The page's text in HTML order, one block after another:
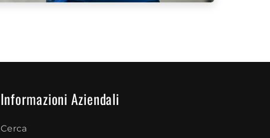
Informazioni Aziendali
Cerca